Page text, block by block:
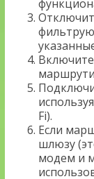
Fi).
Если
шлюзу
модем и